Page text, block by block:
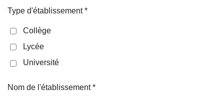
Type d'établissement *
Collège
Lycée
Université
Nom de l'établissement *